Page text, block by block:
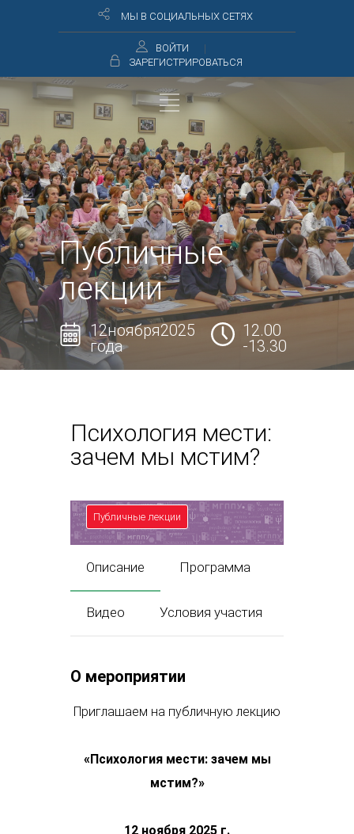
МЫ В СОЦИАЛЬНЫХ СЕТЯХ
ВОЙТИ
ЗАРЕГИСТРИРОВАТЬСЯ
Публичные
лекции
12ноября2025
года
12.00
-13.30
Психология мести:
зачем мы мстим?
Публичные лекции
Описание Программа
Видео Условия участия
О мероприятии
Приглашаем на публичную лекцию
«Психология мести: зачем мы
мстим?»
12 ноября 2025 г.